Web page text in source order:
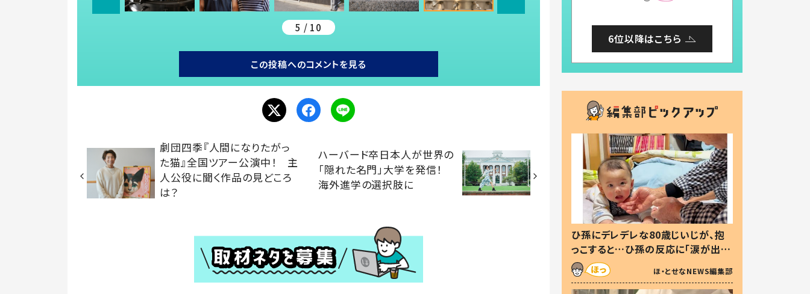
5 / 10
この投稿へのコメントを見る
劇団四季『人間になりたがっ
た猫』全国ツアー公演中！ 主
人公役に聞く作品の見どころ
は？
ハーバード卒日本人が世界の
「隠れた名門」大学を発信！
海外進学の選択肢に
6位以降はこちら
ひ孫にデレデレな80歳じいじが、抱
っこすると…ひ孫の反応に「涙が出ま
した」「可愛くて仕方ない」
ほ・とせなNEWS編集部